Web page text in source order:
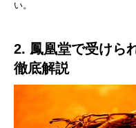
い。
2. 鳳凰堂で受けら
徹底解説